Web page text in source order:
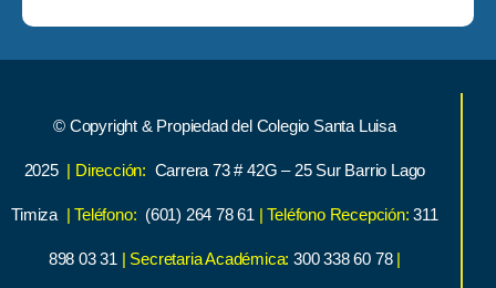
© Copyright & Propiedad del Colegio Santa Luisa
2025 | Dirección: Carrera 73 # 42G – 25 Sur Barrio Lago
Timiza | Teléfono: (601) 264 78 61 | Teléfono Recepción: 311
898 03 31 | Secretaria Académica:300 338 60 78 |